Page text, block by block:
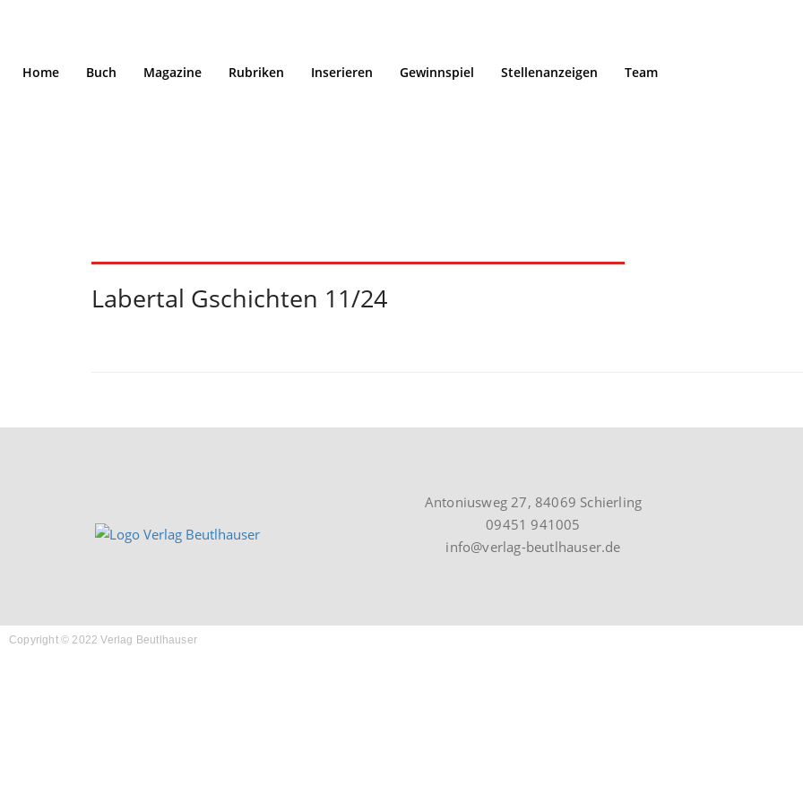
Home Buch Magazine Rubriken Inserieren Gewinnspiel Stellenanzeigen Team
Labertal Gschichten 11/24
Antoniusweg 27, 84069 Schierling
09451 941005
info@verlag-beutlhauser.de
Copyright © 2022 Verlag Beutlhauser